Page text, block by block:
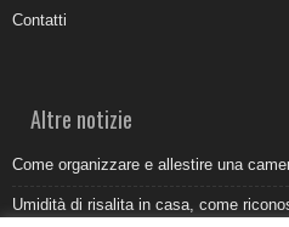
Contatti
Altre notizie
Come organizzare e allestire una
Umidità di risalita in casa, come